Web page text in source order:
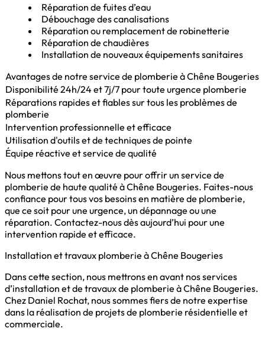
Réparation de fuites d’eau
Débouchage des canalisations
Réparation ou remplacement de robinetterie
Réparation de chaudières
Installation de nouveaux équipements sanitaires
Avantages de notre service de plomberie à Chêne Bougeries
Disponibilité 24h/24 et 7j/7 pour toute urgence plomberie
Réparations rapides et fiables sur tous les problèmes de
plomberie
Intervention professionnelle et efficace
Utilisation d'outils et de techniques de pointe
Équipe réactive et service de qualité
Nous mettons tout en œuvre pour offrir un service de
plomberie de haute qualité à Chêne Bougeries. Faites-nous
confiance pour tous vos besoins en matière de plomberie,
que ce soit pour une urgence, un dépannage ou une
réparation. Contactez-nous dès aujourd’hui pour une
intervention rapide et efficace.
Installation et travaux plomberie à Chêne Bougeries
Dans cette section, nous mettrons en avant nos services
d’installation et de travaux de plomberie à Chêne Bougeries.
Chez Daniel Rochat, nous sommes fiers de notre expertise
dans la réalisation de projets de plomberie résidentielle et
commerciale.